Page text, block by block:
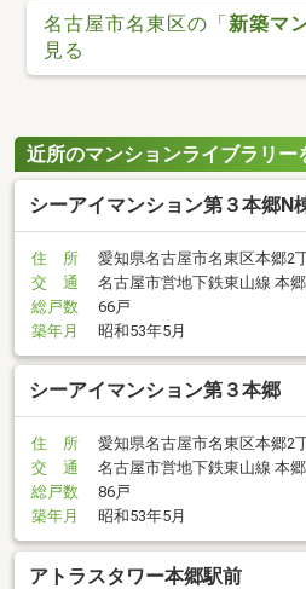
名古屋市名東区の「新築マ
見る
近所のマンションライブラリー
シーアイマンション第３本郷N
住 所
愛知県名古屋市名東区本郷2
交 通
名古屋市営地下鉄東山線 本
総戸数
66戸
築年月
昭和53年5月
シーアイマンション第３本郷
住 所
愛知県名古屋市名東区本郷2
交 通
名古屋市営地下鉄東山線 本
総戸数
86戸
築年月
昭和53年5月
アトラスタワー本郷駅前